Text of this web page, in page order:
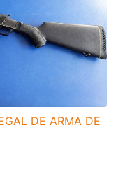
DE ARMA DE